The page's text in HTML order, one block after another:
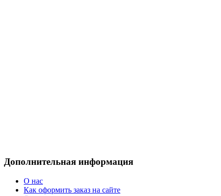
Дополнительная информация
О нас
Как оформить заказ на сайте